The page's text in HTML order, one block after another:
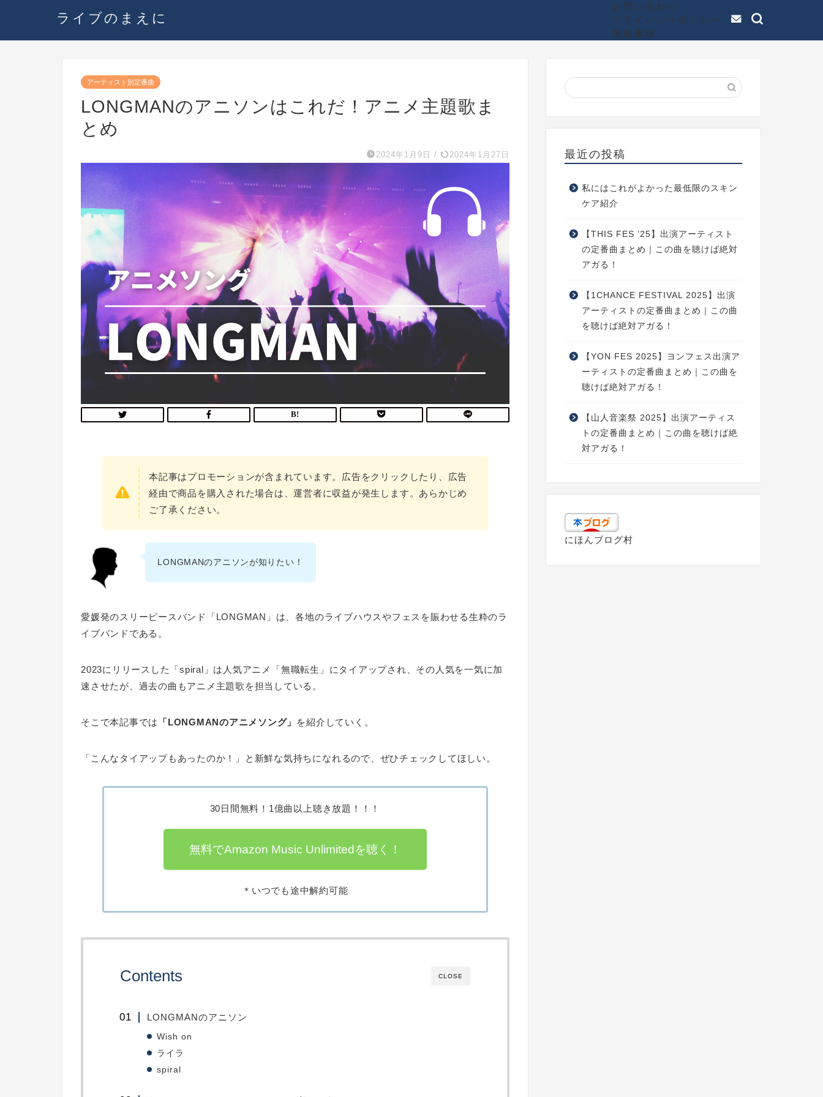
ライブのまえに
お問い合わせ
プライバシーポリシー
免責事項
アーティスト別定番曲
LONGMANのアニソンはこれだ！アニメ主題歌ま
とめ
2024年1月9日 / 2024年1月27日
本記事はプロモーションが含まれています。広告をクリックしたり、広告
経由で商品を購入された場合は、運営者に収益が発生します。あらかじめ
ご了承ください。
LONGMANのアニソンが知りたい！
愛媛発のスリーピースバンド「LONGMAN」は、各地のライブハウスやフェスを賑わせる生粋のラ
イブバンドである。
2023にリリースした「spiral」は人気アニメ「無職転生」にタイアップされ、その人気を一気に加
速させたが、過去の曲もアニメ主題歌を担当している。
そこで本記事では 「LONGMANのアニメソング」 を紹介していく。
「こんなタイアップもあったのか！」と新鮮な気持ちになれるので、ぜひチェックしてほしい。
30日間無料！1億曲以上聴き放題！！！
無料でAmazon Music Unlimitedを聴く！
＊いつでも途中解約可能
CLOSE
Contents
LONGMANのアニソン
Wish on
ライラ
spiral
最近の投稿
私にはこれがよかった最低限のスキン
ケア紹介
【THIS FES ’25】出演アーティスト
の定番曲まとめ｜この曲を聴けば絶対
アガる！
【1CHANCE FESTIVAL 2025】出演
アーティストの定番曲まとめ｜この曲
を聴けば絶対アガる！
【YON FES 2025】ヨンフェス出演ア
ーティストの定番曲まとめ｜この曲を
聴けば絶対アガる！
【山人音楽祭 2025】出演アーティス
トの定番曲まとめ｜この曲を聴けば絶
対アガる！
にほんブログ村